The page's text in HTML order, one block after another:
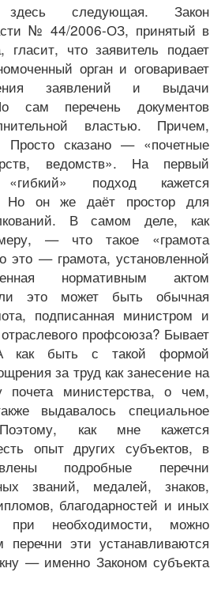
здесь следующая. Закон
№ 44/2006-ОЗ, принятый в
гласит, что заявитель подает
орган и оговаривает
заявлений и выдачи
сам перечень документов
властью. Причем,
Просто сказано — «почетные
ведомств». На первый
подход кажется
Но он же даёт простор для
В самом деле, как
— что такое «грамота
это — грамота, установленной
нормативным актом
это может быть обычная
подписанная министром и
профсоюза? Бывает
быть с такой формой
за труд как занесение на
почета министерства, о чем,
выдавалось специальное
Поэтому, как мне кажется
опыт других субъектов, в
подробные перечни
званий, медалей, знаков,
благодарностей и иных
при необходимости, можно
перечни эти устанавливаются
— именно Законом субъекта